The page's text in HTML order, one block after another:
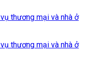
thương mại và nhà ở
thương mại và nhà ở